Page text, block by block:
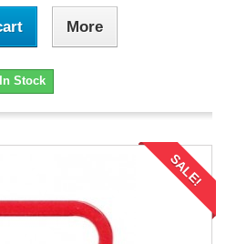
More
In Stock
SALE!